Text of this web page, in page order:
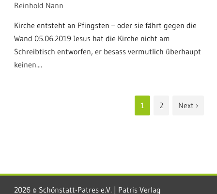
Reinhold Nann
Kirche entsteht an Pfingsten – oder sie fährt gegen die
Wand 05.06.2019 Jesus hat die Kirche nicht am
Schreibtisch entworfen, er besass vermutlich überhaupt
keinen....
1 2 Next ›
2026 © Schönstatt-Patres e.V. | Patris Verlag